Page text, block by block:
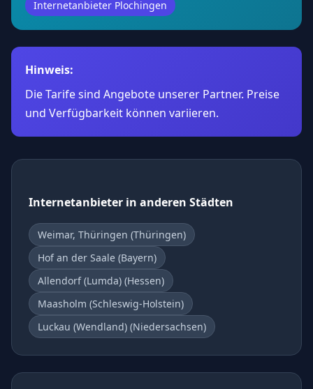
Internetanbieter Plochingen
Hinweis:
Die Tarife sind Angebote unserer Partner. Preise
und Verfügbarkeit können variieren.
Internetanbieter in anderen Städten
Weimar, Thüringen (Thüringen)
Hof an der Saale (Bayern)
Allendorf (Lumda) (Hessen)
Maasholm (Schleswig-Holstein)
Luckau (Wendland) (Niedersachsen)